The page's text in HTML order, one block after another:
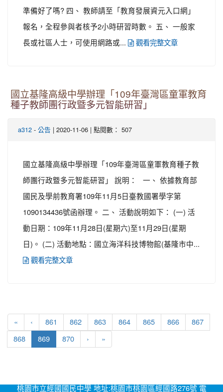
準備好了嗎? 四、 教師請至「教育發展資元入口網」
報名，全程參與者核予2小時研習時數。 五、 一般家
長或社區人士，可使用網路或...
觀看完整文章
國立基隆高級中學辦理「109年臺灣區童軍教育
種子教師團行政曁多元智能研習」
a312 - 公告 | 2020-11-06 | 點閱數： 507
國立基隆高級中學辦理「109年臺灣區童軍教育種子教
師團行政曁多元智能研習」 說明： 一、 依據教育部
國民及學前教育署109年11月5日臺教國署學字第
1090134436號函辦理。 二、 活動說明如下： (一) 活
動日期：109年11月28日(星期六)至11月29日(星期
日)。 (二) 活動地點：國立海洋科技博物館(基隆市中...
觀看完整文章
« ‹ 861 862 863 864 865 866 867
868 869(current)
870 › »
桃園市立經國國民中學 地址:桃園市桃園區經國路276號 電